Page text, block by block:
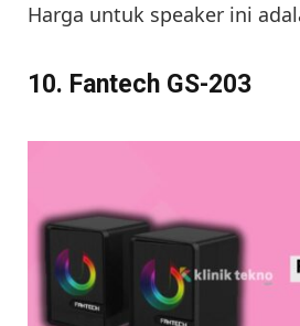
Harga untuk speaker ini
10. Fantech GS-203